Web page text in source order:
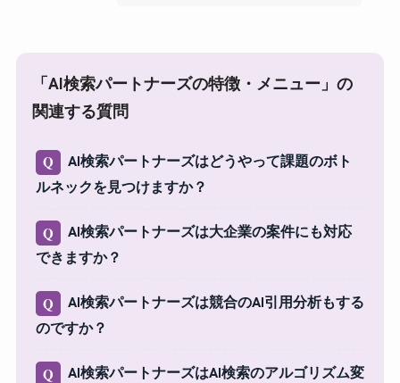
「AI検索パートナーズの特徴・メニュー」の
関連する質問
Q
AI検索パートナーズはどうやって課題のボト
ルネックを見つけますか？
Q
AI検索パートナーズは大企業の案件にも対応
できますか？
Q
AI検索パートナーズは競合のAI引用分析もする
のですか？
Q
AI検索パートナーズはAI検索のアルゴリズム変